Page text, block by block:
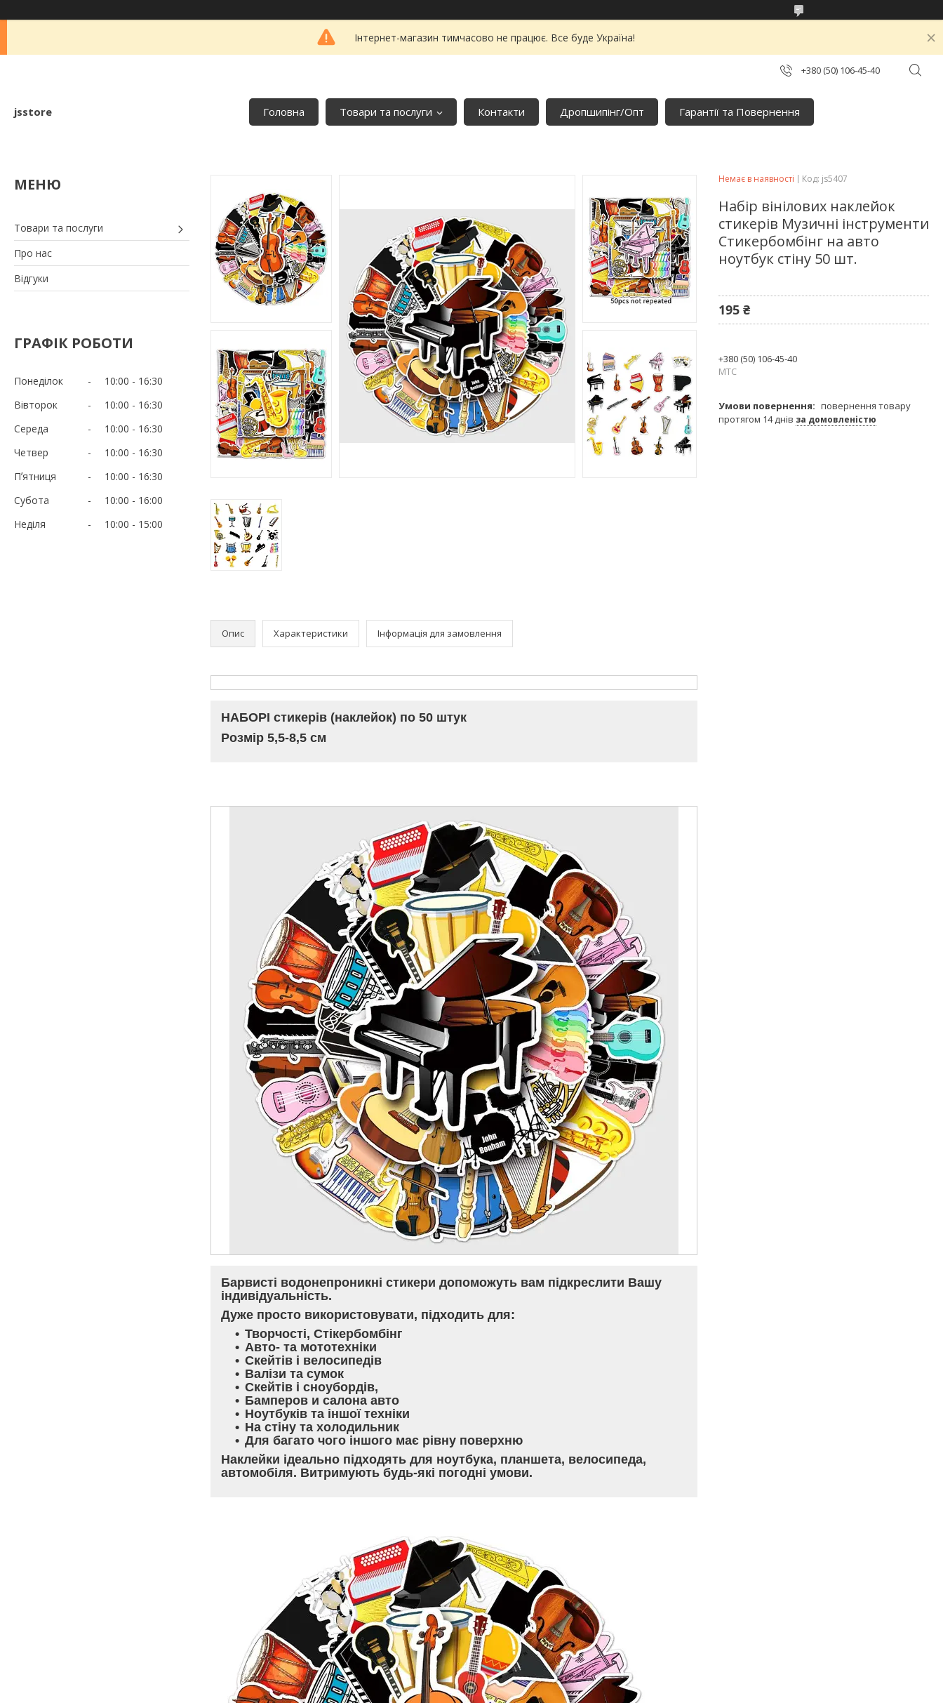
Інтернет-магазин тимчасово не працює. Все буде Україна!
+380 (50) 106-45-40
jsstore Головна Товари та послуги Контакти Дропшипінг/Опт Гарантії та Повернення
Товари та послуги
Про нас
Відгуки
ГРАФІК РОБОТИ
Понеділок 10:00
16:30
Вівторок
10:00
16:30
Середа
10:00
16:30
Четвер
10:00
16:30
Пʼятниця
10:00
16:30
Субота
10:00
16:00
Неділя
10:00 15:00
Опис Характеристики Інформація для замовлення
НАБОРІ стикерів (наклейок) по 50 штук
Розмір 5,5-8,5 см
Барвисті водонепроникні стикери допоможуть вам підкреслити Вашу
індивідуальність.
Дуже просто використовувати, підходить для:
Творчості, Стікербомбінг
Авто- та мототехніки
Скейтів і велосипедів
Валізи та сумок
Скейтів і сноубордів,
Бамперов и салона авто
Ноутбуків та іншої техніки
На стіну та холодильник
Для багато чого іншого має рівну поверхню
Наклейки ідеально підходять для ноутбука, планшета, велосипеда,
автомобіля. Витримують будь-які погодні умови.
Немає в наявності Код: js5407
Набір вінілових наклейок
стикерів Музичні інструменти
Стикербомбінг на авто
ноутбук стіну 50 шт.
195 ₴
+380 (50) 106-45-40
МТС
повернення товару
протягом 14 днів за домовленістю